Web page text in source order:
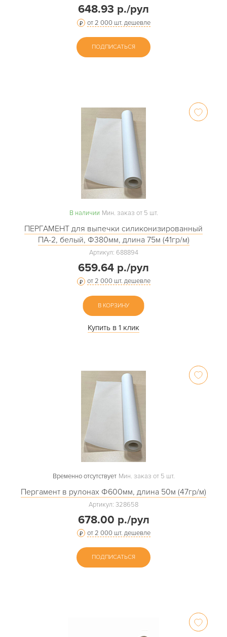
648.93 р./рул
от 2 000 шт. дешевле
ПОДПИСАТЬСЯ
В наличии Мин. заказ от 5 шт.
ПЕРГАМЕНТ для выпечки силиконизированный
ПА-2, белый, Ф380мм, длина 75м (41гр/м)
Артикул: 688894
659.64 р./рул
от 2 000 шт. дешевле
В КОРЗИНУ
Купить в 1 клик
Временно отсутствует Мин. заказ от 5 шт.
Пергамент в рулонах Ф600мм, длина 50м (47гр/м)
Артикул: 328658
678.00 р./рул
от 2 000 шт. дешевле
ПОДПИСАТЬСЯ